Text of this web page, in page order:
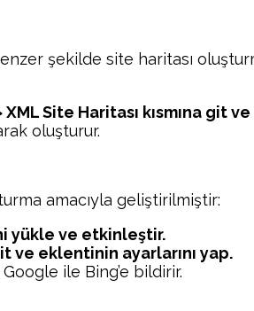
şekilde site haritası
XML Site Haritası kısmına git
oluşturur.
amacıyla geliştirilmiştir:
yükle ve etkinleştir.
ve eklentinin ayarlarını yap.
ile Bing’e bildirir.